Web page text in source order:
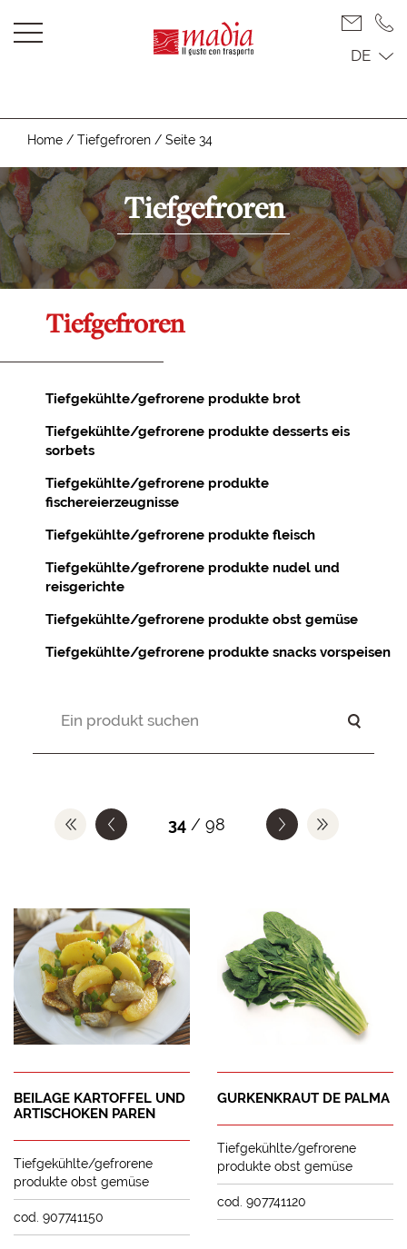
DE
Home / Tiefgefroren / Seite 34
Tiefgefroren
Tiefgefroren
Tiefgekühlte/gefrorene produkte brot
Tiefgekühlte/gefrorene produkte desserts eis
sorbets
Tiefgekühlte/gefrorene produkte
fischereierzeugnisse
Tiefgekühlte/gefrorene produkte fleisch
Tiefgekühlte/gefrorene produkte nudel und
reisgerichte
Tiefgekühlte/gefrorene produkte obst gemüse
Tiefgekühlte/gefrorene produkte snacks vorspeisen
34 / 98
BEILAGE KARTOFFEL UND
ARTISCHOKEN PAREN
Tiefgekühlte/gefrorene
produkte obst gemüse
cod. 907741150
GURKENKRAUT DE PALMA
Tiefgekühlte/gefrorene
produkte obst gemüse
cod. 907741120